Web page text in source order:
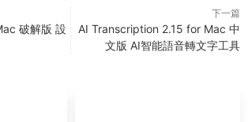
破解版 設
下一篇
AI Transcription 2.15 for Mac 中
文版 AI智能語音轉文字工具